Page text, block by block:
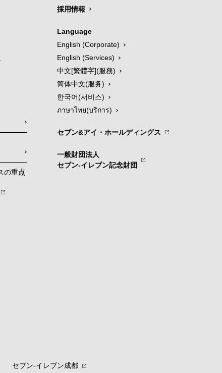
の重点
採用情報
Language
English (Corporate)
English (Services)
中文[繁體字](服務)
简体中文(服务)
한국어(서비스)
ภาษาไทย(บริการ)
セブン&アイ・ホールディングス
一般財団法人
セブン-イレブン記念財団
セブン‐イレブン成都